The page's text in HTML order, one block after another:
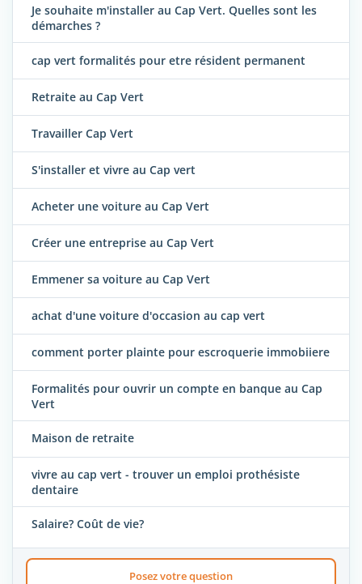
Je souhaite m'installer au Cap Vert. Quelles sont les
démarches ?
cap vert formalités pour etre résident permanent
Retraite au Cap Vert
Travailler Cap Vert
S'installer et vivre au Cap vert
Acheter une voiture au Cap Vert
Créer une entreprise au Cap Vert
Emmener sa voiture au Cap Vert
achat d'une voiture d'occasion au cap vert
comment porter plainte pour escroquerie immobiiere
Formalités pour ouvrir un compte en banque au Cap
Vert
Maison de retraite
vivre au cap vert - trouver un emploi prothésiste
dentaire
Salaire? Coût de vie?
Posez votre question